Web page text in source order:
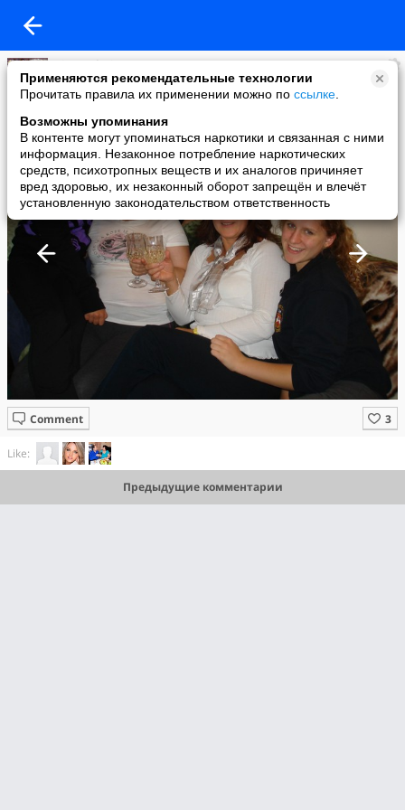
Применяются рекомендательные технологии
Прочитать правила их применении можно по ссылке
Возможны упоминания
В контенте могут упоминаться наркотики и связанная с ними
информация. Незаконное потребление наркотических
средств, психотропных веществ и их аналогов причиняет
вред здоровью, их незаконный оборот запрещён и влечёт
установленную законодательством ответственность
Rita Bodorin
added a photo
04 Oct в 04:52
Comment
Like:
Предыдущие комментарии